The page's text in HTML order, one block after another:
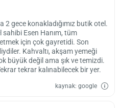
işlemlerinin ise en geç 12.00’de
Suite Otel’in evcil hayvan dostu
2 gece konakladığımız butik otel.
Esen Hanım, tüm
için çok gayretidi. Son
Kahvaltı, akşam yemeği
büyük değil ama şık ve temizdi.
tekrar kalınabilecek bir yer.
kaynak: google